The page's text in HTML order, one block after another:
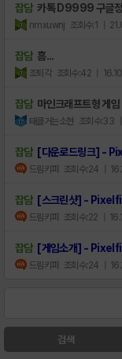
잡담 카톡 D9999 구글정
nmxuwnj 조회수:1 |
잡담 흠...
조퇴각 조회수:42 |
잡담 마인크래프트형 게임
태클거는소현 조회수:33
잡담 [다운로드링크] -
드림키퍼 조회수:24 |
잡담 [스크린샷] -
드림키퍼 조회수:22 |
잡담 [게임소개] -
드림키퍼 조회수:24 |
검색